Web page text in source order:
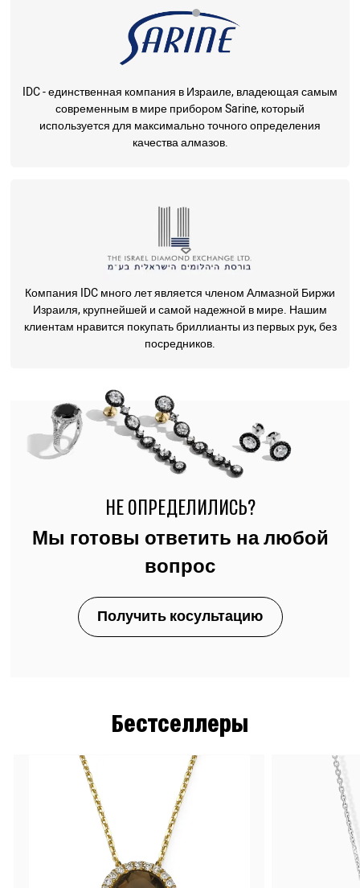
IDC - единственная компания в Израиле, владеющая самым
современным в мире прибором Sarine, который
используется для максимально точного определения
качества алмазов.
Компания IDC много лет является членом Алмазной Биржи
Израиля, крупнейшей и самой надежной в мире. Нашим
клиентам нравится покупать бриллианты из первых рук, без
посредников.
Бестселлеры
НЕ ОПРЕДЕЛИЛИСЬ?
Мы готовы ответить на любой
вопрос
Получить косультацию